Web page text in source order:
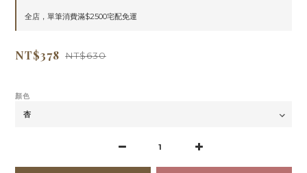
全店，單筆消費滿$2500宅配免運
NT$378 NT$630
顏色